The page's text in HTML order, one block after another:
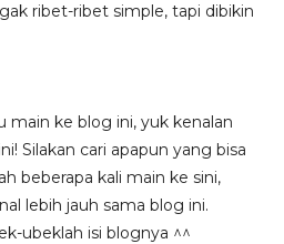
ribet-ribet simple, tapi dibikin
main ke blog ini, yuk kenalan
Silakan cari apapun yang bisa
beberapa kali main ke sini,
lebih jauh sama blog ini.
ubeklah isi blognya ^^